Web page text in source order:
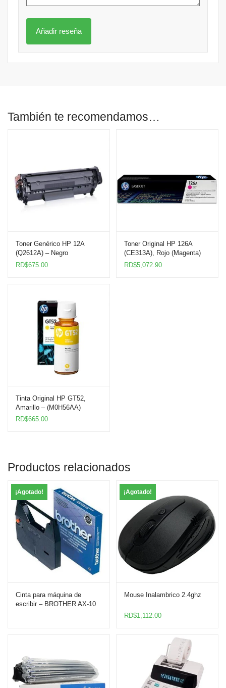
También te recomendamos…
Toner Genérico HP 12A
(Q2612A) – Negro
RD$675.00
Toner Original HP 126A
(CE313A), Rojo (Magenta)
RD$5,072.90
Tinta Original HP GT52,
Amarillo – (M0H56AA)
RD$665.00
Productos relacionados
¡Agotado!
Cinta para máquina de
escribir – BROTHER AX-10
¡Agotado!
Mouse Inalambrico 2.4ghz
RD$1,112.00